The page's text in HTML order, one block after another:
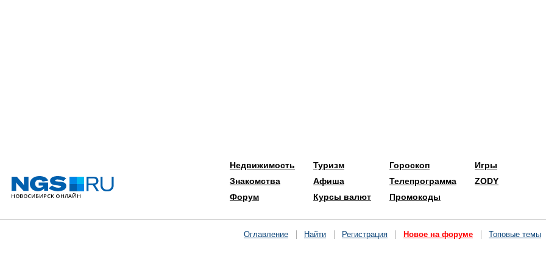
Недвижимость
Знакомства
Форум
Туризм
Афиша
Курсы валют
Гороскоп
Телепрограмма
Промокоды
Игры
ZODY
Оглавление Найти Регистрация Новое на форуме Топовые темы